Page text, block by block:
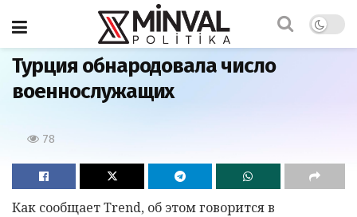
Главная
Турция обнародовала число
военнослужащих
78
Как сообщает Trend, об этом говорится в